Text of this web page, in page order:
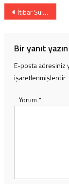
Yazı
İtibar Suikastı ve Sosyal Leke
Bir yanıt yazın
E-posta adresiniz
işaretlenmişlerdir
Yorum *